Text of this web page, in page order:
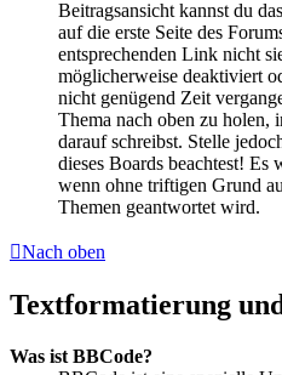
Beitragsansicht kannst du
auf die erste Seite des
entsprechenden Link nicht
möglicherweise deaktiviert
nicht genügend Zeit
Thema nach oben zu holen,
darauf schreibst. Stelle
dieses Boards beachtest! Es
wenn ohne triftigen Grund
Themen geantwortet wird.
Nach oben
Textformatierung
Was ist BBCode?